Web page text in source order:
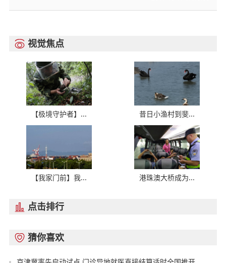
 视觉焦点
【极境守护者】... 昔日小渔村到斐...
【我家门前】我... 港珠澳大桥成为...
 点击排行
 猜你喜欢